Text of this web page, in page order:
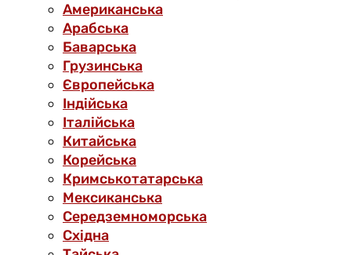
Американська
Арабська
Баварська
Грузинська
Європейська
Індійська
Італійська
Китайська
Корейська
Кримськотатарська
Мексиканська
Середземноморська
Східна